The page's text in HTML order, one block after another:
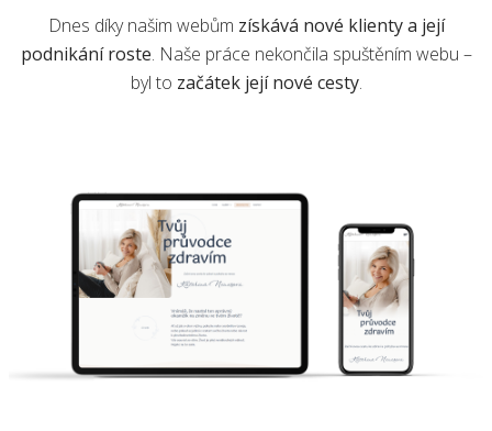
Dnes díky našim webům získává nové klienty a její
podnikání roste. Naše práce nekončila spuštěním webu –
byl to začátek její nové cesty.